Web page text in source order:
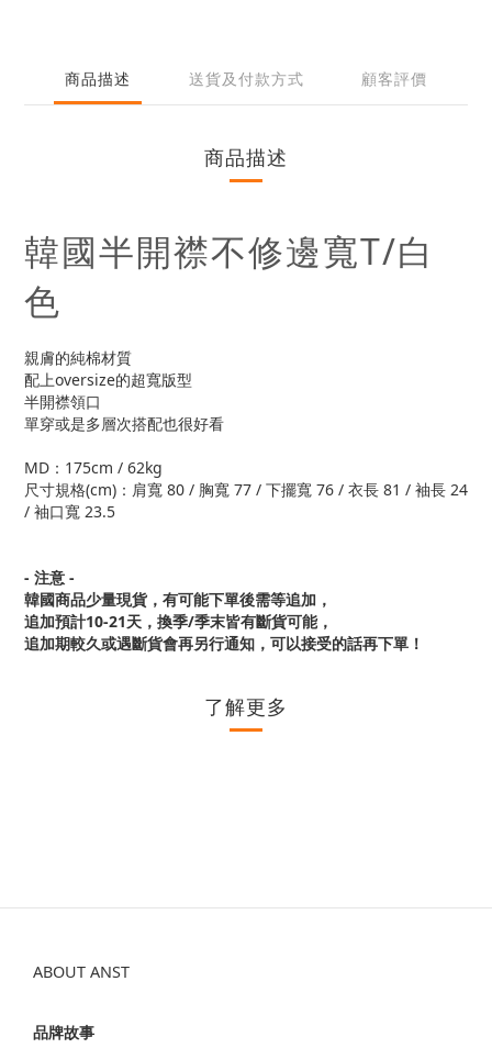
商品描述 送貨及付款方式 顧客評價
商品描述
韓國半開襟不修邊寬T/白
色
親膚的純棉材質
配上oversize的超寬版型
半開襟領口
單穿或是多層次搭配也很好看
MD：175cm / 62kg
尺寸規格(cm)：肩寬 80 / 胸寬 77 / 下擺寬 76 / 衣長 81 / 袖長 24
/ 袖口寬 23.5
- 注意 -
韓國商品少量現貨， 有可能下單後需等追加，
追加預計10-21天，換季/季末皆有斷貨可能，
追加期較久或遇斷貨會再另行通知，可以接受的話再下單！
了解更多
ABOUT ANST
品牌故事